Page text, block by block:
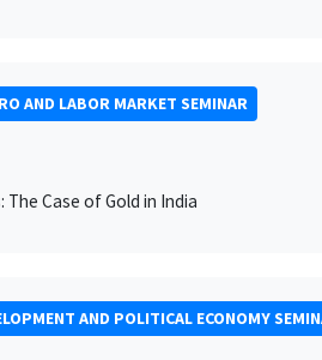
AND LABOR MARKET SEMINAR
Case of Gold in India
AND POLITICAL ECONOMY